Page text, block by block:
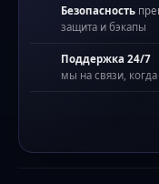
Безопасность
защита и бэкапы
Поддержка 24/7
мы на связи,